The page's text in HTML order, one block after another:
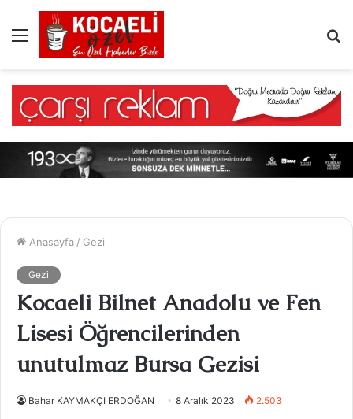
Menü
Anasayfa / Gezi
Gezi
Kocaeli Bilnet Anadolu ve Fen
Lisesi Öğrencilerinden
unutulmaz Bursa Gezisi
Bahar KAYMAKÇI ERDOĞAN 8 Aralık 2023 2.503